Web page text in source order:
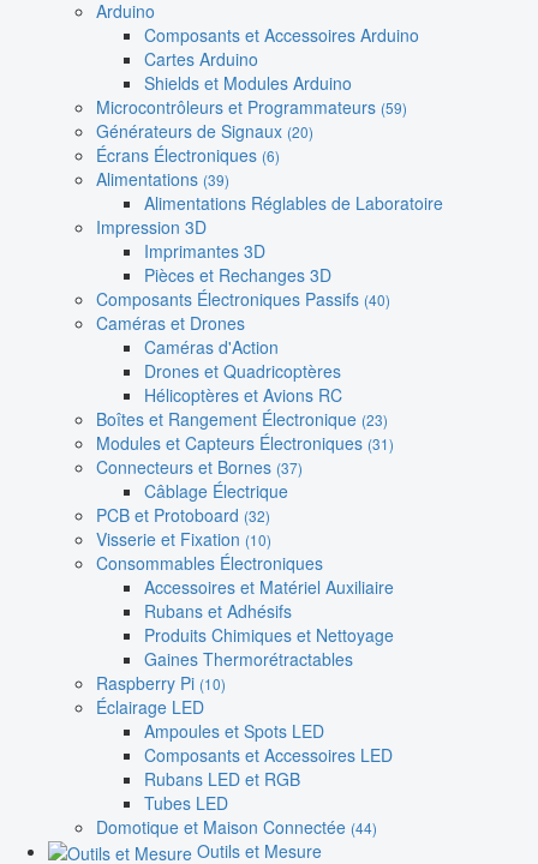
Arduino
Composants et Accessoires Arduino
Cartes Arduino
Shields et Modules Arduino
Microcontrôleurs et Programmateurs (59)
Générateurs de Signaux (20)
Écrans Électroniques (6)
Alimentations (39)
Alimentations Réglables de Laboratoire
Impression 3D
Imprimantes 3D
Pièces et Rechanges 3D
Composants Électroniques Passifs (40)
Caméras et Drones
Caméras d'Action
Drones et Quadricoptères
Hélicoptères et Avions RC
Boîtes et Rangement Électronique (23)
Modules et Capteurs Électroniques (31)
Connecteurs et Bornes (37)
Câblage Électrique
PCB et Protoboard (32)
Visserie et Fixation (10)
Consommables Électroniques
Accessoires et Matériel Auxiliaire
Rubans et Adhésifs
Produits Chimiques et Nettoyage
Gaines Thermorétractables
Raspberry Pi (10)
Éclairage LED
Ampoules et Spots LED
Composants et Accessoires LED
Rubans LED et RGB
Tubes LED
Domotique et Maison Connectée (44)
Outils et Mesure